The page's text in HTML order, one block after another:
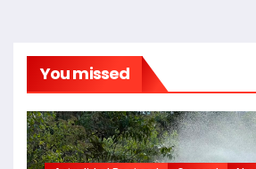
You missed